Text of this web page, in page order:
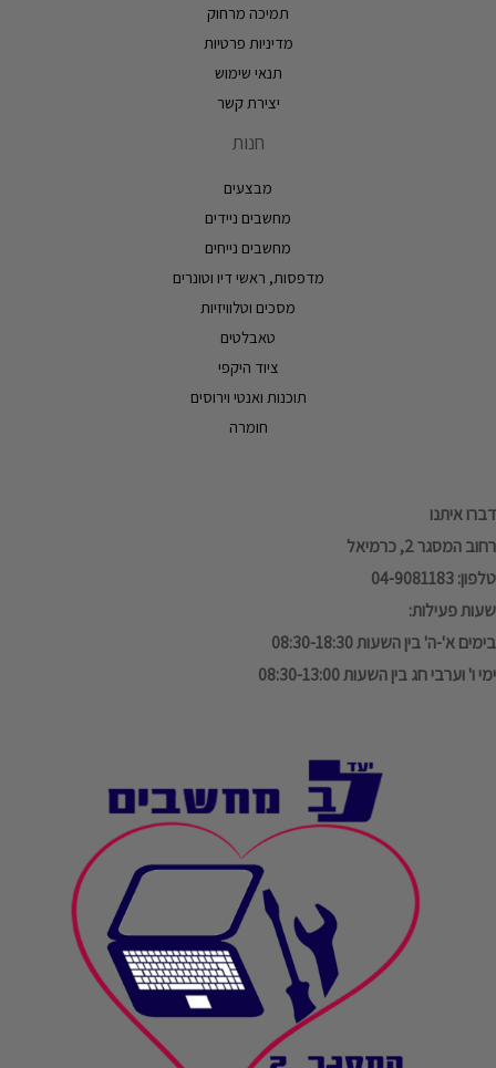
תמיכה מרחוק
מדיניות פרטיות
תנאי שימוש
יצירת קשר
חנות
מבצעים
מחשבים ניידים
מחשבים נייחים
מדפסות, ראשי דיו וטונרים
מסכים וטלוויזיות
טאבלטים
ציוד היקפי
תוכנות ואנטי וירוסים
חומרה
דברו איתנו
רחוב המסגר 2, כרמיאל
טלפון: 04-9081183
שעות פעילות:
בימים א'-ה' בין השעות 08:30-18:30
ימי ו' וערבי חג בין השעות 08:30-13:00